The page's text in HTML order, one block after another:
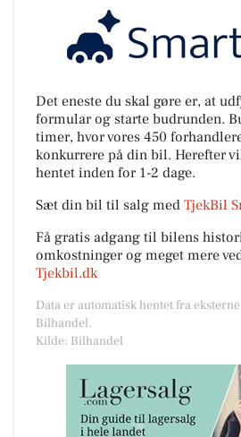
Det eneste du skal gøre er, at
formular og starte budrunden.
timer, hvor vores 450
konkurrere på din bil. Herefter
hentet inden for 1-2 dage.
Sæt din bil til salg med TjekBil
Få gratis adgang til bilens
omkostninger og meget mere
Tjekbil.dk
Data er automatisk hentet fra
Bilhandel.
Kilde: Bilhandel